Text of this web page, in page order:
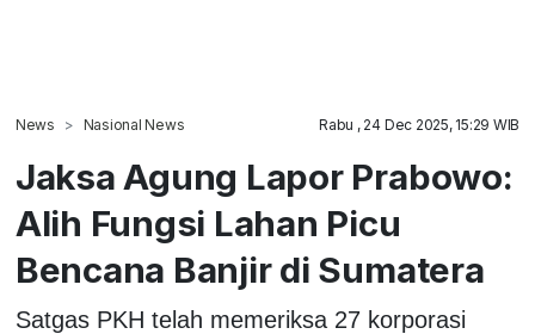
News Nasional News Rabu , 24 Dec 2025, 15:29 WIB
Jaksa Agung Lapor Prabowo:
Alih Fungsi Lahan Picu
Bencana Banjir di Sumatera
Satgas PKH telah memeriksa 27 korporasi